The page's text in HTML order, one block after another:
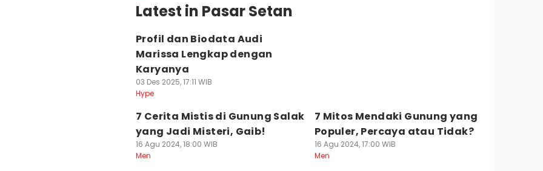
Latest in Pasar Setan
Profil dan Biodata Audi
Marissa Lengkap dengan
Karyanya
03 Des 2025, 17:11 WIB
Hype
7 Cerita Mistis di Gunung Salak
yang Jadi Misteri, Gaib!
16 Agu 2024, 18:00 WIB
Men
7 Mitos Mendaki Gunung yang
Populer, Percaya atau Tidak?
16 Agu 2024, 17:00 WIB
Men